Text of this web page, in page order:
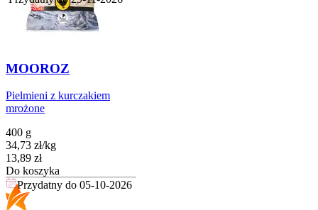
MOOROZ
Pielmieni z kurczakiem
mrożone
400 g
34,73 zł/kg
Cena
13,89 zł
Do koszyka
Przydatny do 05-10-2026